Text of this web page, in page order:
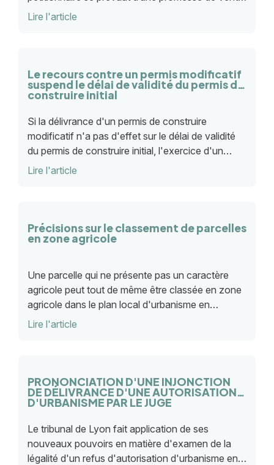
remise en cause par le juge judiciaire au moment
Lire l'article
Le recours contre un permis modificatif
suspend le délai de validité du permis de
construire initial
Si la délivrance d'un permis de construire
modificatif n'a pas d'effet sur le délai de validité
du permis de construire initial, l'exercice d'un
recours juridictionnel contre cette autorisation
Lire l'article
Précisions sur le classement de parcelles
en zone agricole
Une parcelle qui ne présente pas un caractère
agricole peut tout de même être classée en zone
agricole dans le plan local d'urbanisme en
fonction de sa situation globale Tel est le cas si
Lire l'article
PRONONCIATION D'UNE INJONCTION
DE DÉLIVRANCE D'UNE AUTORISATION
D'URBANISME PAR LE JUGE
Le tribunal de Lyon fait application de ses
nouveaux pouvoirs en matière d'examen de la
légalité d'un refus d'autorisation d'urbanisme en